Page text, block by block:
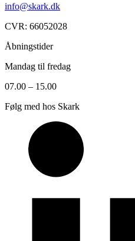
info@skark.dk
CVR: 66052028
Åbningstider
Mandag til fredag
07.00 – 15.00
Følg med hos Skark